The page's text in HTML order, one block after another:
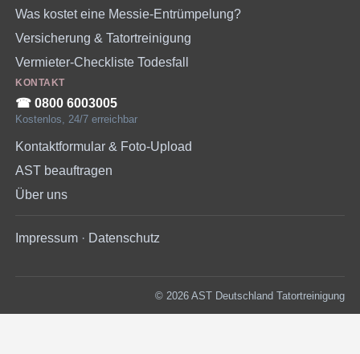
Was kostet eine Messie-Entrümpelung?
Versicherung & Tatortreinigung
Vermieter-Checkliste Todesfall
KONTAKT
☎︎ 0800 6003005
Kostenlos, 24/7 erreichbar
Kontaktformular & Foto-Upload
AST beauftragen
Über uns
Impressum · Datenschutz
© 2026 AST Deutschland Tatortreinigung